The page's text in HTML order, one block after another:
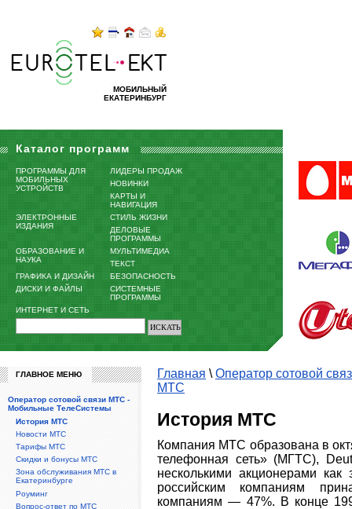
МОБИЛЬНЫЙ
ЕКАТЕРИНБУРГ
Каталог программ
ПРОГРАММЫ ДЛЯ
МОБИЛЬНЫХ
УСТРОЙСТВ
ЛИДЕРЫ ПРОДАЖ
НОВИНКИ
КАРТЫ И
НАВИГАЦИЯ
ЭЛЕКТРОННЫЕ
ИЗДАНИЯ
СТИЛЬ ЖИЗНИ
ДЕЛОВЫЕ
ПРОГРАММЫ
ОБРАЗОВАНИЕ И
НАУКА
МУЛЬТИМЕДИА
ТЕКСТ
ГРАФИКА И ДИЗАЙН
БЕЗОПАСНОСТЬ
ДИСКИ И ФАЙЛЫ
СИСТЕМНЫЕ
ПРОГРАММЫ
ИНТЕРНЕТ И СЕТЬ
Главная \ Оператор сотовой
МТС
История МТС
Компания МТС образована в
телефонная сеть» (МГТС),
несколькими акционерами
российским компаниям
компаниям — 47%. В конце
ГЛАВНОЕ МЕНЮ
Оператор сотовой связи МТС -
Мобильные ТелеСистемы
История МТС
Новости МТС
Тарифы МТС
Скидки и бонусы МТС
Зона обслуживания МТС в
Екатеринбурге
Роуминг
Вопрос-ответ по МТС